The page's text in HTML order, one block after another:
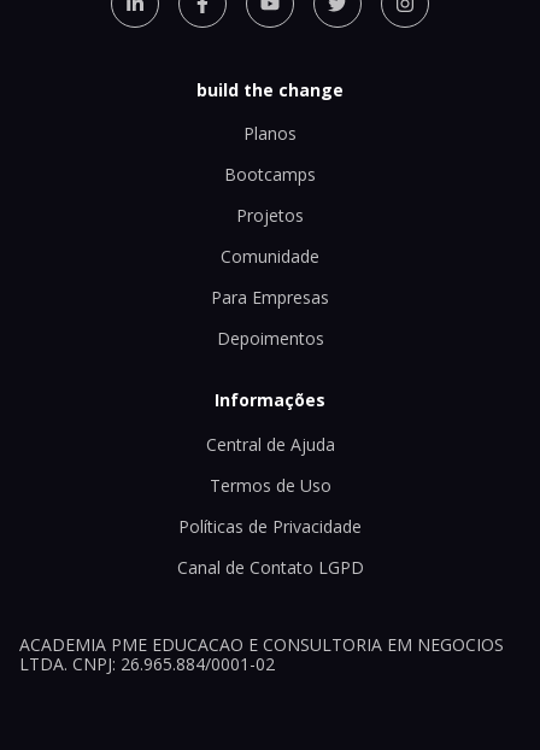
build the change
Planos
Bootcamps
Projetos
Comunidade
Para Empresas
Depoimentos
Informações
Central de Ajuda
Termos de Uso
Políticas de Privacidade
Canal de Contato LGPD
ACADEMIA PME EDUCACAO E CONSULTORIA EM NEGOCIOS
LTDA. CNPJ: 26.965.884/0001-02